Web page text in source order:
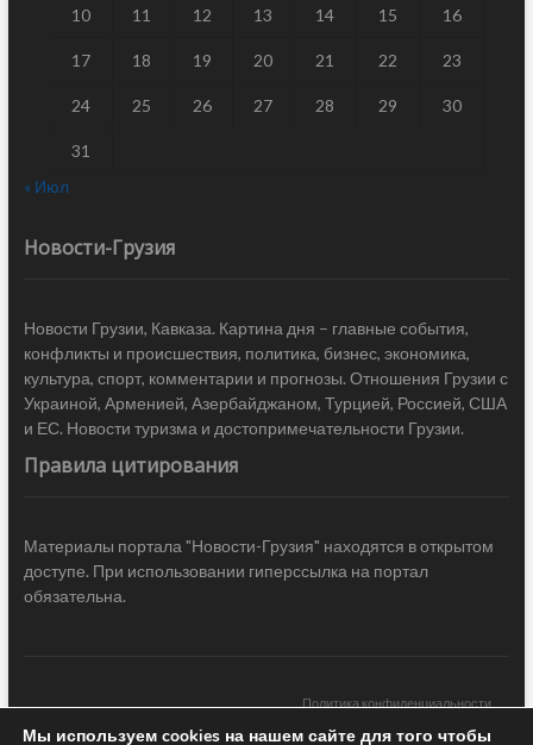
10 11 12 13 14 15 16
17 18 19 20 21 22 23
24 25 26 27 28 29 30
31
« Июл
Новости-Грузия
Новости Грузии, Кавказа. Картина дня – главные события,
конфликты и происшествия, политика, бизнес, экономика,
культура, спорт, комментарии и прогнозы. Отношения Грузии с
Украиной, Арменией, Азербайджаном, Турцией, Россией, США
и ЕС. Новости туризма и достопримечательности Грузии.
Правила цитирования
Материалы портала "Новости-Грузия" находятся в открытом
доступе. При использовании гиперссылка на портал
обязательна.
Политика конфиденциальности
Мы используем cookies на нашем сайте для того чтобы